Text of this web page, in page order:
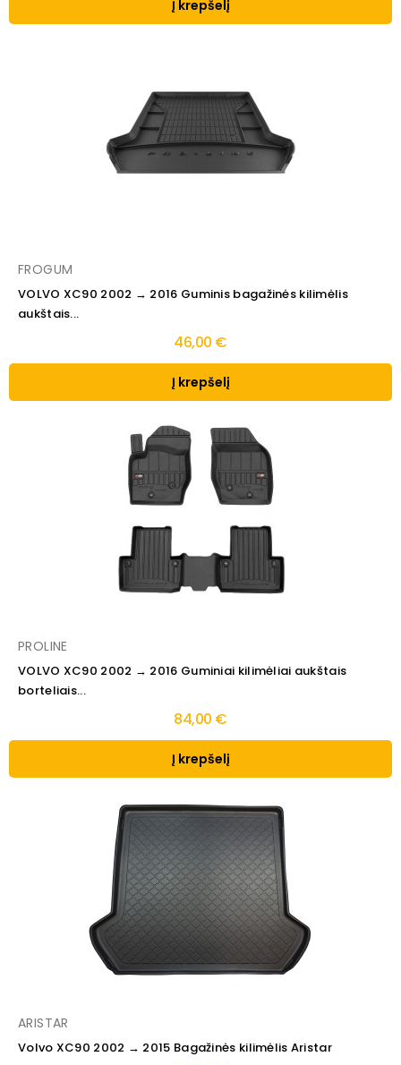
Į krepšelį
FROGUM
VOLVO XC90 2002 → 2016 Guminis bagažinės kilimėlis
aukštais...
46,00 €
Į krepšelį
PROLINE
VOLVO XC90 2002 → 2016 Guminiai kilimėliai aukštais
borteliais...
84,00 €
Į krepšelį
ARISTAR
Volvo XC90 2002 → 2015 Bagažinės kilimėlis Aristar